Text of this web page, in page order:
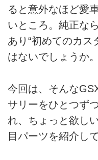
ると意外なほど愛
いところ。純正な
あり“初めてのカス
はないでしょうか。
今回は、そんな
サリーをひとつず
れ、ちょっと欲し
目パーツを紹介し